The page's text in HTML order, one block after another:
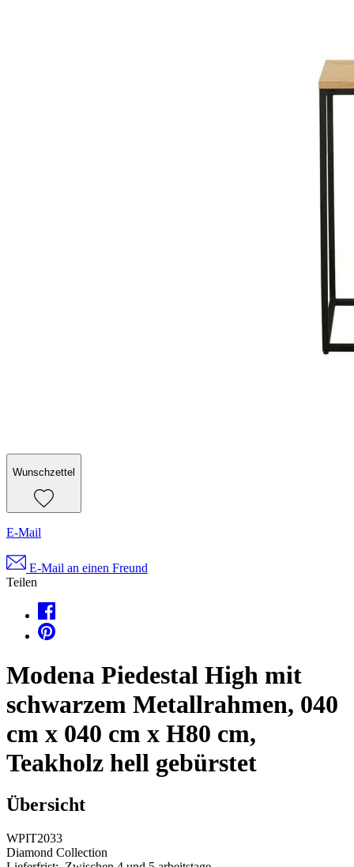
Wunschzettel
E-Mail
E-Mail an einen Freund
Teilen
Modena Piedestal High mit
schwarzem Metallrahmen, 040
cm x 040 cm x H80 cm,
Teakholz hell gebürstet
Übersicht
WPIT2033
Diamond Collection